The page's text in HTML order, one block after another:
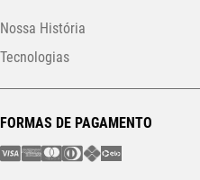
Nossa História
Tecnologias
FORMAS DE PAGAMENTO